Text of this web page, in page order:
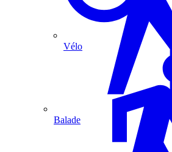
Vélo
Balade